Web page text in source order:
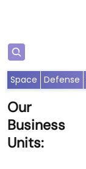
Our
Business
Units:
Space Defense